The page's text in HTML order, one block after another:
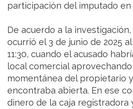
participación del imputado en
De acuerdo a la
ocurrió el 3 de junio de 2025
11:30, cuando el acusado
local comercial
momentánea del propietario
encontraba abierta. En ese
dinero de la caja registradora